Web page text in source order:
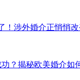
！涉外婚介正悄悄
？揭秘欧美婚介如